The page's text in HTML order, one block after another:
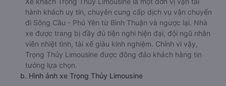
a. Giới thiệu xe Trọng Thủy Limousine
Xe khách Trọng Thủy Limousine là một đơn vị vận tải
hành khách uy tín, chuyên cung cấp dịch vụ vận chuyển
đi Sông Cầu - Phú Yên từ Bình Thuận và ngược lại. Nhà
xe được trang bị đầy đủ tiện nghi hiện đại, đội ngũ nhân
viên nhiệt tình, tài xế giàu kinh nghiệm. Chính vì vậy,